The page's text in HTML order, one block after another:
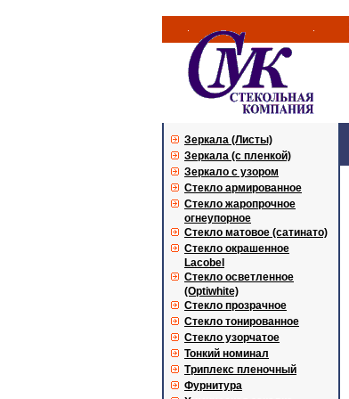
Зеркала (Листы)
Зеркала (с пленкой)
Зеркало с узором
Стекло армированное
Стекло жаропрочное
огнеупорное
Стекло матовое (сатинато)
Стекло окрашенное
Lacobel
Стекло осветленное
(Optiwhite)
Стекло прозрачное
Стекло тонированное
Стекло узорчатое
Тонкий номинал
Триплекс пленочный
Фурнитура